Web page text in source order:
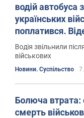
водій автобуса
українських
поплатився.
Водія звільнили
військових
Новини. Суспільство
Болюча втрата:
смерть